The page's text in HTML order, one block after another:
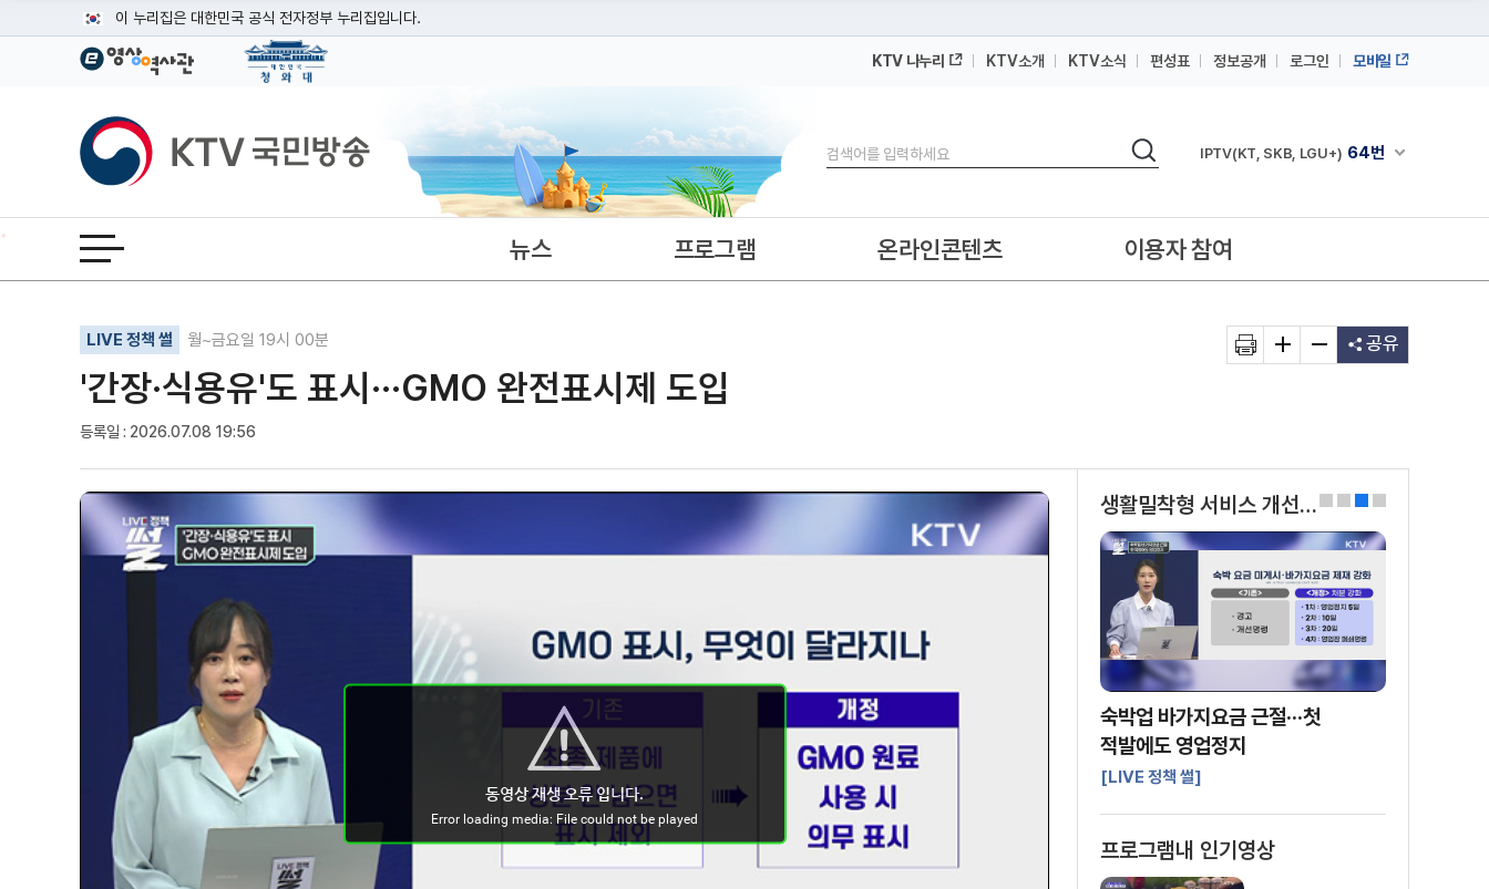
이 누리집은 대한민국 공식 전자정부 누리집입니다.
공식 누리집 주소 확인하기
이밖에 or.kr 또는 .kr등 다른 도메인 주소를 사용하고 있다면 아래 URL에서 도메인 주소를 확인해 보세요
운영중인 공식 누리집보기
KTV 나누리 KTV소개 KTV소식 편성표 정보공개 로그인 모바일
KTV국민방송
검색
검색 채널안내 펼쳐
IPTV(KT, SKB, LGU+) 64번
IPTV(KT, SKB, LGU+)
전체메뉴 열기 뉴스 프로그램 온라인콘텐츠 이용자 참여
LIVE 정책 썰 월~금요일 19시 00분
'간장·식용유'도 표시···GMO 완전표시제 도입
등록일 : 2026.07.08 19:56
기사인쇄
글자확대
글자축소 공유
생활밀착형 서비스 개선방안 0
1
2
3
숙박업 바가지요금 근절···첫
적발에도 영업정지
[LIVE 정책 썰]
프로그램내 인기영상